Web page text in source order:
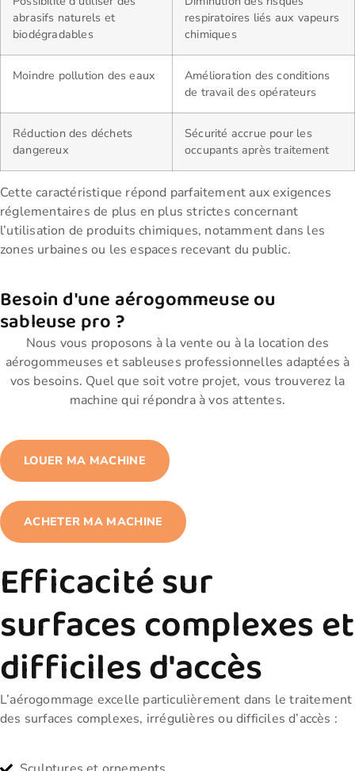
abrasifs naturels et
biodégradables
respiratoires liés aux vapeurs
chimiques
Moindre pollution des eaux
Amélioration des conditions
de travail des opérateurs
Réduction des déchets
dangereux
Sécurité accrue pour les
occupants après traitement
Cette caractéristique répond parfaitement aux exigences
réglementaires de plus en plus strictes concernant
l’utilisation de produits chimiques, notamment dans les
zones urbaines ou les espaces recevant du public.
Besoin d'une aérogommeuse ou
sableuse pro ?
Nous vous proposons à la vente ou à la location des
aérogommeuses et sableuses professionnelles adaptées à
vos besoins. Quel que soit votre projet, vous trouverez la
machine qui répondra à vos attentes.
LOUER MA MACHINE
ACHETER MA MACHINE
Efficacité sur
surfaces complexes et
difficiles d'accès
L’aérogommage excelle particulièrement dans le traitement
des surfaces complexes, irrégulières ou difficiles d’accès :